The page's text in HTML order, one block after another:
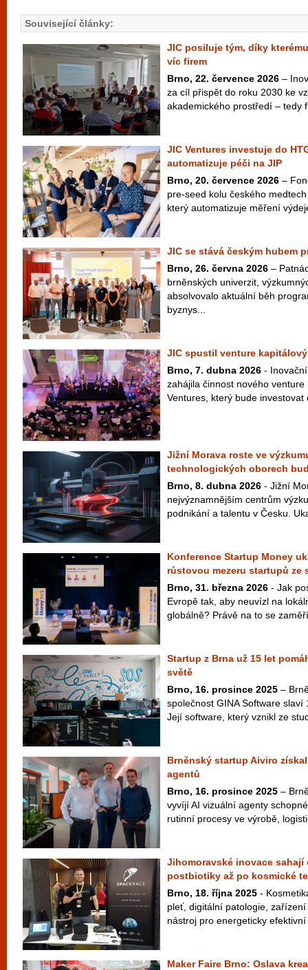
Související články:
JIC posiluje tým, díky
víc firem
Brno, 22. července 2026 –
za cíl přispět do roku 2030 ke
akademického prostředí – tedy
JIC Ventures investuje do
automatizuje péči na JIP
Brno, 20. července 2026 –
pre-seed kolu českého
který automatizuje měření
JIC se stává českým hubem
Brno, 26. června 2026 –
brněnských univerzit,
absolvovalo aktuální běh
byznys...
JIC spustil venture
Brno, 7. dubna 2026 -
zahájila činnost nového
Ventures, který bude investovat
Jižní Morava roste ve
technologických oborech
Brno, 8. dubna 2026 - Jižní
nejvýznamnějším centrům
podnikání a talentu v Česku.
Konference Startup Money
růstovou mezeru startupů ze
Brno, 31. března 2026 - Jak
Evropě tak, aby neuvízl na
globálně? Právě na to se
Startup z Brna už 15 let
světě
Brno, 16. prosince 2025 –
společnost GINA Software
Její software, který vznikl ze
Brněnský startup Aiviro
agentů
Brno, 16. prosince 2025 –
vyvíjí AI vizuální agenty
rutinní procesy ve výrobě,
Jihomoravské inovace sahají
postbiotiky až po kosmické
Brno, 18. října 2025 -
pleť, digitální patologie,
nástroj pro energeticky efektivní
Maker Faire Brno: Oslava